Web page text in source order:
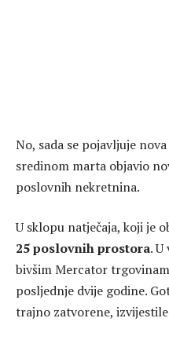
No, sada se pojavljuje
sredinom marta objavio
poslovnih nekretnina.
U sklopu natječaja, koji je
25 poslovnih prostora.
bivšim Mercator
posljednje dvije godine.
trajno zatvorene,